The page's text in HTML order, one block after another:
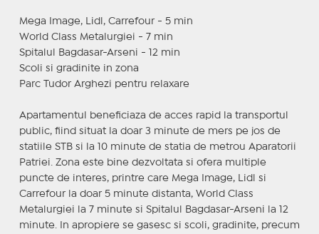
Mega Image, Lidl, Carrefour - 5 min
World Class Metalurgiei - 7 min
Spitalul Bagdasar-Arseni - 12 min
Scoli si gradinite in zona
Parc Tudor Arghezi pentru relaxare
Apartamentul beneficiaza de acces rapid la transportul
public, fiind situat la doar 3 minute de mers pe jos de
statiile STB si la 10 minute de statia de metrou Aparatorii
Patriei. Zona este bine dezvoltata si ofera multiple
puncte de interes, printre care Mega Image, Lidl si
Carrefour la doar 5 minute distanta, World Class
Metalurgiei la 7 minute si Spitalul Bagdasar-Arseni la 12
minute. In apropiere se gasesc si scoli, gradinite, precum